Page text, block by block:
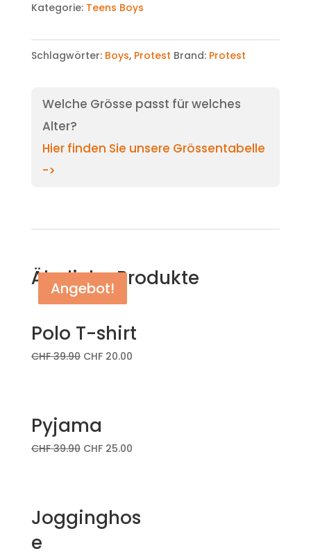
Kategorie: Teens Boys
Schlagwörter: Boys, Protest Brand: Protest
Welche Grösse passt für welches
Alter?
Hier finden Sie unsere Grössentabelle
->
Ähnliche Produkte
Angebot!
Polo T-shirt
CHF39.90 CHF20.00
Angebot!
Pyjama
CHF39.90 CHF25.00
Angebot!
Jogginghos
e